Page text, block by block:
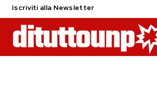
Iscriviti alla Newsletter